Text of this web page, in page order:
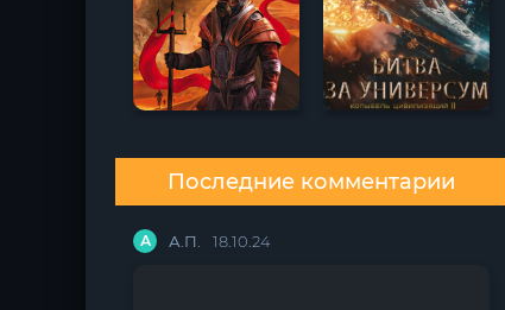
Последние комментарии
А А.П. 18.10.24